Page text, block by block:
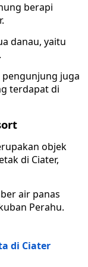
berapi
danau, yaitu
pengunjung juga
terdapat di
objek
di Ciater,
air panas
Perahu.
di Ciater